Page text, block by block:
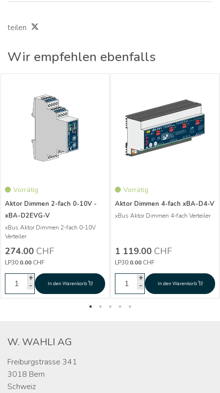
teilen
Wir empfehlen ebenfalls
Vorrätig
Aktor Dimmen 2-fach 0-10V -
xBA-D2EVG-V
xBus Aktor Dimmen 2-fach 0-10V
Verteiler
274.00 CHF
LP30:0.00 CHF
+
-
In den Warenkorb
xBus Aktor Dimmen 2-fach 0-10V
Mehr Infos
Aktor Dimmen 2-fach
0-10V - xBA-D2EVG-
274.00
CHF
-
In den Warenkorb
Vorrätig
Aktor Dimmen 4-fach xBA-D4-V
xBus Aktor Dimmen 4-fach Verteiler
1 119.00 CHF
LP30:0.00 CHF
+
-
In den Warenkorb
xBus Aktor Dimmen 4-fach Verteiler
Aktor Dimmen 4-
1 119.00
CHF
-
In den Warenkorb
W. WAHLI AG
Freiburgstrasse 341
3018 Bern
Schweiz